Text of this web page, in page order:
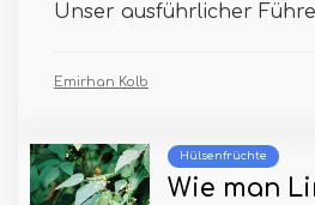
Unser ausführlicher
Emirhan Kolb
Hülsenfrüchte
Wie man